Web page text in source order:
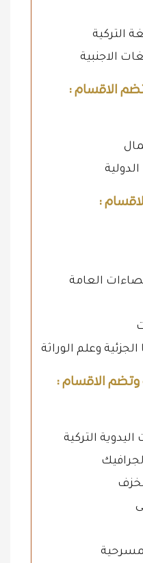
التركية
الاجنبية
الاقسام :
:
العامة
وعلم الوراثة
وتضم الاقسام :
التركية